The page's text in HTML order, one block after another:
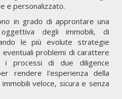
e personalizzato.
in grado di approntare una
degli immobili, di
le più evolute strategie
problemi di carattere
i processi di due diligence
rendere l'esperienza della
veloce, sicura e senza